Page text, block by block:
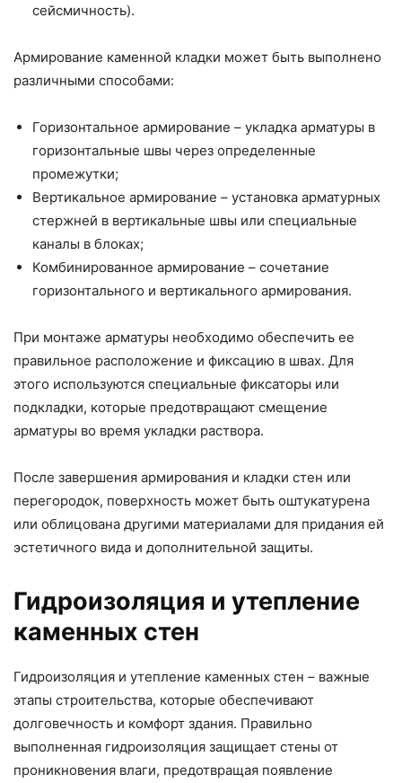
сейсмичность).
Армирование каменной кладки может быть выполнено
различными способами:
Горизонтальное армирование – укладка арматуры в
горизонтальные швы через определенные
промежутки;
Вертикальное армирование – установка арматурных
стержней в вертикальные швы или специальные
каналы в блоках;
Комбинированное армирование – сочетание
горизонтального и вертикального армирования.
При монтаже арматуры необходимо обеспечить ее
правильное расположение и фиксацию в швах. Для
этого используются специальные фиксаторы или
подкладки, которые предотвращают смещение
арматуры во время укладки раствора.
После завершения армирования и кладки стен или
перегородок, поверхность может быть оштукатурена
или облицована другими материалами для придания ей
эстетичного вида и дополнительной защиты.
Гидроизоляция и утепление
каменных стен
Гидроизоляция и утепление каменных стен – важные
этапы строительства, которые обеспечивают
долговечность и комфорт здания. Правильно
выполненная гидроизоляция защищает стены от
проникновения влаги, предотвращая появление